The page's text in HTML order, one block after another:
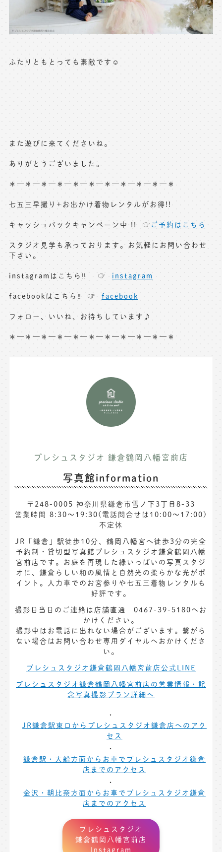
ふたりともとっても素敵です☺️
また遊びに来てくださいね。
ありがとうございました。
＊—＊—＊—＊—＊—＊—＊—＊—＊—＊—＊
七五三早撮り+お出かけ着物レンタルがお得!!
キャッシュバックキャンペーン中 !! ☞ ご予約はこちら
スタジオ見学も承っております。お気軽にお問い合わせ
下さい。
instagramはこちら‼︎ ☞ instagram
facebookはこちら‼︎ ☞ facebook
フォロー、いいね、お待ちしています♪
＊—＊—＊—＊—＊—＊—＊—＊—＊—＊—＊
プレシュスタジオ 鎌倉鶴岡八幡宮前店
写真館information
〒248-0005 神奈川県鎌倉市雪ノ下3丁目8-33
営業時間 8:30〜19:30(電話問合せは10:00～17:00)
不定休
JR「鎌倉」駅徒歩10分、鶴岡八幡宮へ徒歩3分の完全
予約制・貸切型写真館プレシュスタジオ鎌倉鶴岡八幡
宮前店です。お庭を再現した緑いっぱいの写真スタジ
オに、鎌倉らしい和の風情と自然光の柔らかな光がポ
イント。人力車でのお宮参りや七五三着物レンタルも
好評です。
撮影日当日のご連絡は店舗直通 0467-39-5180へお
かけください。
撮影中はお電話に出れない場合がございます。繋がら
ない場合はお問い合わせ専用ダイヤルへおかけくださ
い。
プレシュスタジオ鎌倉鶴岡八幡宮前店公式LINE
プレシュスタジオ鎌倉鶴岡八幡宮前店の営業情報・記
念写真撮影プラン詳細へ
JR鎌倉駅東口からプレシュスタジオ鎌倉店へのアク
セス
鎌倉駅・大船方面からお車でプレシュスタジオ鎌倉
店までのアクセス
金沢・朝比奈方面からお車でプレシュスタジオ鎌倉
店までのアクセス
プレシュスタジオ
鎌倉鶴岡八幡宮前店
Instagram